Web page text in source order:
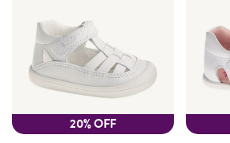
20% OFF